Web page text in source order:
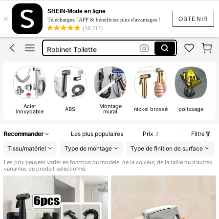
OBTENIR
×
SHEIN-Mode en ligne
Téléchargez l'APP & bénéficiez plus d'avantages !
(18,717)
Douchette Toilette
Douchette Wc
Bidet Toilette
Robinet Toilette
Douchette Toilette
Acier
inoxydable ABS Montage
mural nickel brossé polissage
Recommander Les plus populaires Prix
Filtre
Tissu/matériel
Type de montage Type de finition de surface
Les prix peuvent varier en fonction du modèle, de la couleur, de la taille ou d'autres
variantes du produit sélectionné.